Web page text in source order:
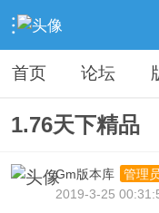
› 教程广告专区 › 广告
首页 论坛
1.76天下精品
Gm版本库
管理
2019-3-25